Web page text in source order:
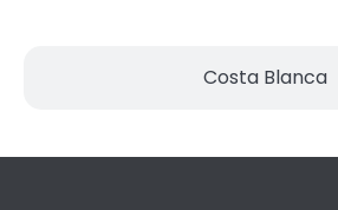
Costa Blanca